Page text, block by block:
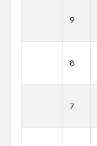
9
8
7